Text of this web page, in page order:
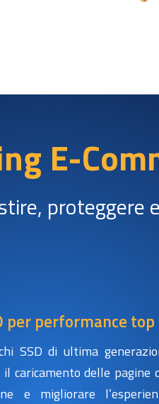
E-
proteggere
per performance top
SSD di ultima
caricamento delle pagine
e migliorare